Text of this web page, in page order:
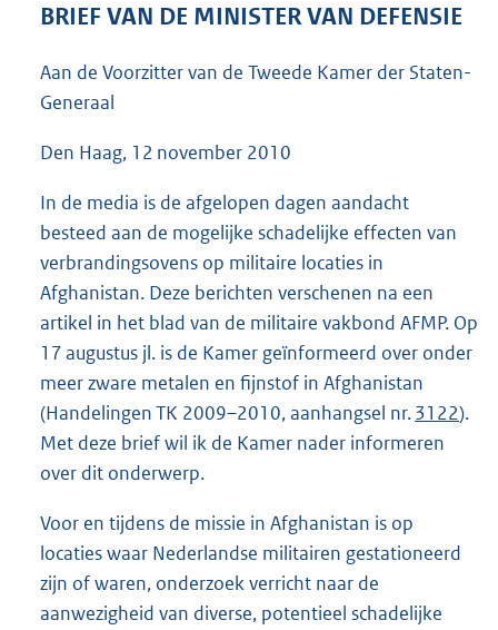
e
4
BRIEF VAN DE MINISTER VAN DEFENSIE
Aan de Voorzitter van de Tweede Kamer der Staten-
Generaal
Den Haag, 12 november 2010
In de media is de afgelopen dagen aandacht
besteed aan de mogelijke schadelijke effecten van
verbrandingsovens op militaire locaties in
Afghanistan. Deze berichten verschenen na een
artikel in het blad van de militaire vakbond AFMP. Op
17 augustus jl. is de Kamer geïnformeerd over onder
meer zware metalen en fijnstof in Afghanistan
(Handelingen TK 2009–2010, aanhangsel nr.3122).
Met deze brief wil ik de Kamer nader informeren
over dit onderwerp.
Voor en tijdens de missie in Afghanistan is op
locaties waar Nederlandse militairen gestationeerd
zijn of waren, onderzoek verricht naar de
aanwezigheid van diverse, potentieel schadelijke